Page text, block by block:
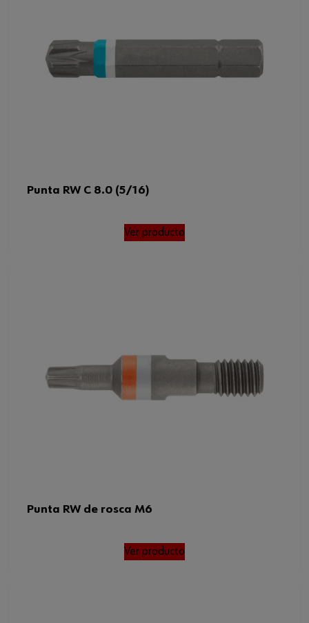
Punta RW C 8.0 (5/16)
Ver producto
Punta RW de rosca M6
Ver producto